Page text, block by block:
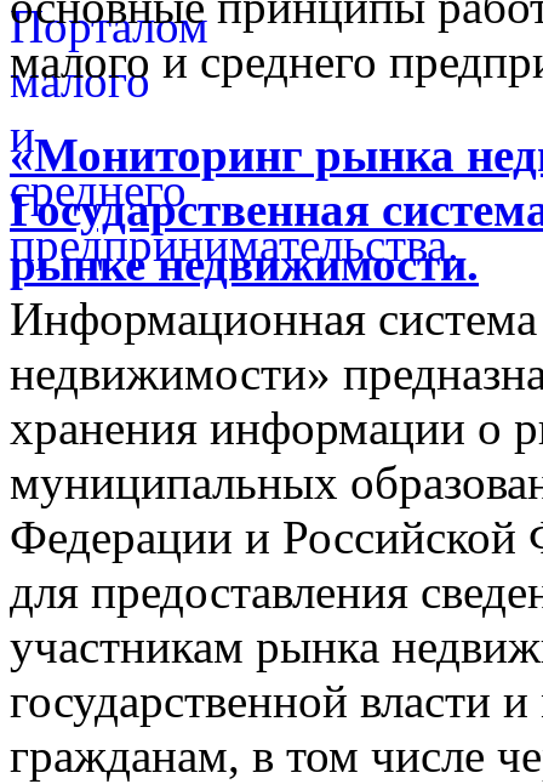
малого и среднего
«Мониторинг рынка
Государственная
рынке недвижимости.
Информационная
недвижимости»
хранения информации о
муниципальных
Федерации и Российской
для предоставления
участникам рынка
государственной власти
гражданам, в том числе